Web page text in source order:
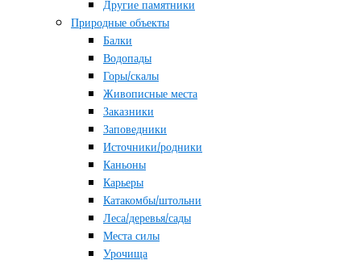
Другие памятники
Природные объекты
Балки
Водопады
Горы/скалы
Живописные места
Заказники
Заповедники
Источники/родники
Каньоны
Карьеры
Катакомбы/штольни
Леса/деревья/сады
Места силы
Урочища